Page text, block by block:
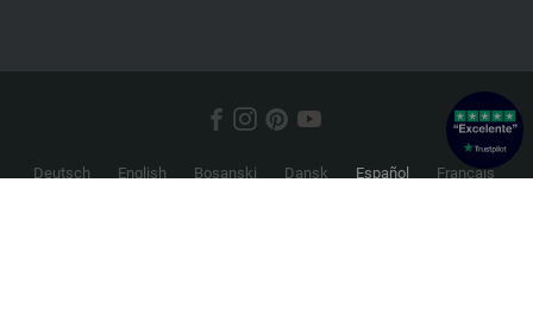
Deutsch English Bosanski Dansk Español
Français